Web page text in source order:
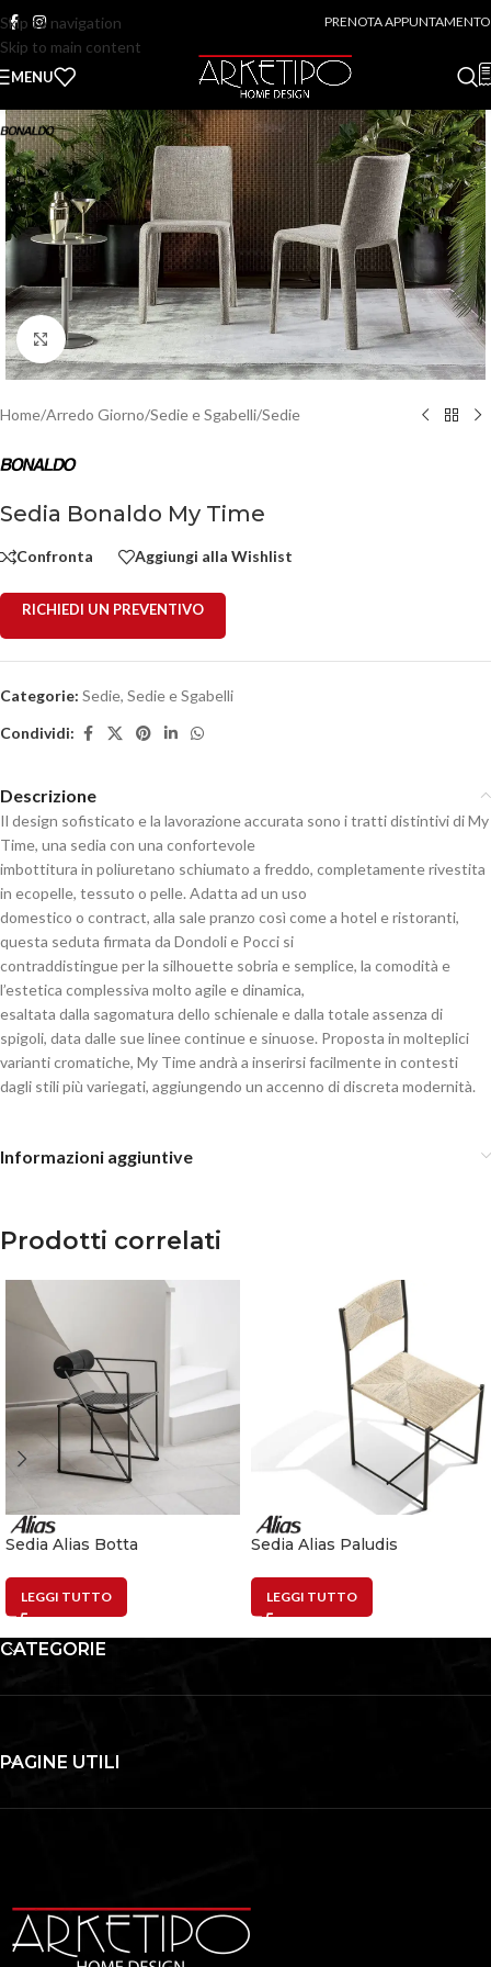
Skip to navigation
Skip to main content
PRENOTA APPUNTAMENTO
MENU
Click to enlarge
Home/Arredo Giorno/Sedie e Sgabelli/Sedie
Sedia Bonaldo My Time
Confronta Aggiungi alla Wishlist
RICHIEDI UN PREVENTIVO
Categorie: Sedie, Sedie e Sgabelli
Condividi:
Descrizione
Il design sofisticato e la lavorazione accurata sono i tratti distintivi di My
Time, una sedia con una confortevole
imbottitura in poliuretano schiumato a freddo, completamente rivestita
in ecopelle, tessuto o pelle. Adatta ad un uso
domestico o contract, alla sale pranzo così come a hotel e ristoranti,
questa seduta firmata da Dondoli e Pocci si
contraddistingue per la silhouette sobria e semplice, la comodità e
l’estetica complessiva molto agile e dinamica,
esaltata dalla sagomatura dello schienale e dalla totale assenza di
spigoli, data dalle sue linee continue e sinuose. Proposta in molteplici
varianti cromatiche, My Time andrà a inserirsi facilmente in contesti
dagli stili più variegati, aggiungendo un accenno di discreta modernità.
Informazioni aggiuntive
Prodotti correlati
Sedia Alias Botta
LEGGI TUTTO
Sedia Alias Paludis
LEGGI TUTTO
CATEGORIE
PAGINE UTILI